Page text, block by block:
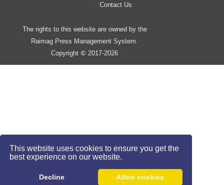
This website uses cookies to ensure you get the
best experience on our website.
Decline Allow cookies
Contact Us
The rights to this website are owned by the
Raimag Press Management System.
Copyright © 2017-2026